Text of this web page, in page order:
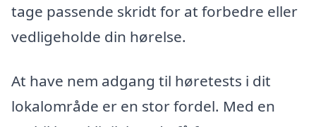
tage passende skridt for at forbedre eller
vedligeholde din hørelse.
At have nem adgang til høretests i dit
lokalområde er en stor fordel. Med en